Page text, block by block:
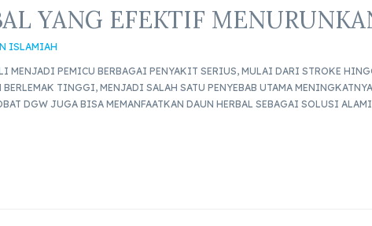
YANG EFEKTIF
ISLAMIAH
MENJADI PEMICU BERBAGAI PENYAKIT SERIUS, MULAI DARI STROKE
TINGGI, MENJADI SALAH SATU PENYEBAB UTAMA
DGW JUGA BISA MEMANFAATKAN DAUN HERBAL SEBAGAI SOLUSI